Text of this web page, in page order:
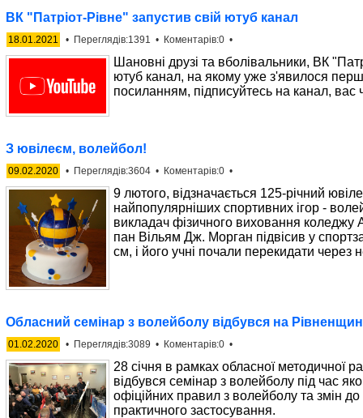
ВК "Патріот-Рівне" запустив свій ютуб канал
18.01.2021 • Переглядів:1391 • Коментарів:0 •
Шановні друзі та вболівальники, ВК
ютуб канал, на якому уже з'явилося
посиланням, підписуйтесь на канал, вас
З ювілеєм, волейбол!
09.02.2020 • Переглядів:3604 • Коментарів:0 •
9 лютого, відзначається 125-річний
найпопулярніших спортивних ігор -
викладач фізичного виховання коледжу
пан Вільям Дж. Морган підвісив у
см, і його учні почали перекидати через
Обласний семінар з волейболу відбувся на
01.02.2020 • Переглядів:3089 • Коментарів:0 •
28 січня в рамках обласної методичної
відбувся семінар з волейболу під час
офіційних правил з волейболу та змін до
практичного застосування.